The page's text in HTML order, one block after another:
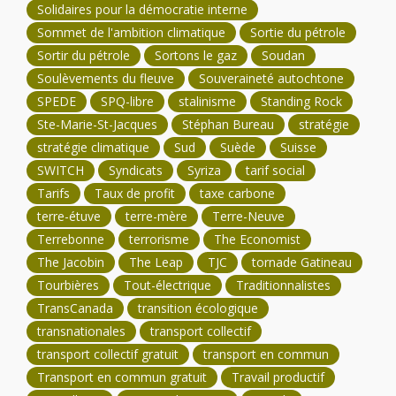
Solidaires pour la démocratie interne
Sommet de l'ambition climatique
Sortie du pétrole
Sortir du pétrole
Sortons le gaz
Soudan
Soulèvements du fleuve
Souveraineté autochtone
SPEDE
SPQ-libre stalinisme
Standing Rock
Ste-Marie-St-Jacques
Stéphan Bureau
stratégie
stratégie climatique
Sud Suède
Suisse
SWITCH
Syndicats Syriza
tarif social
Tarifs
Taux de profit
taxe carbone
terre-étuve
terre-mère
Terre-Neuve
Terrebonne
terrorisme
The Economist
The Jacobin
The Leap TJC
tornade Gatineau
Tourbières
Tout-électrique
Traditionnalistes
TransCanada
transition écologique
transnationales
transport collectif
transport collectif gratuit
transport en commun
Transport en commun gratuit
Travail productif